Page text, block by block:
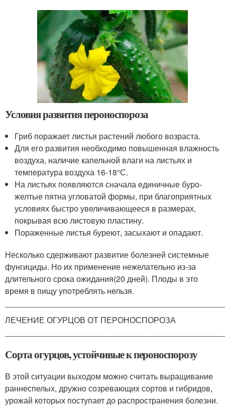
Условия развития пероноспороза
Гриб поражает листья растений любого возраста.
Для его развития необходимо повышенная влажность
воздуха, наличие капельной влаги на листьях и
температура воздуха 16-18°С.
На листьях появляются сначала единичные буро-
желтые пятна угловатой формы, при благоприятных
условиях быстро увеличивающееся в размерах,
покрывая всю листовую пластину.
Пораженные листья буреют, засыхают и опадают.
Несколько сдерживают развитие болезней системные
фунгициды. Но их применение нежелательно из-за
длительного срока ожидания(20 дней). Плоды в это
время в пищу употреблять нельзя.
ЛЕЧЕНИЕ ОГУРЦОВ ОТ ПЕРОНОСПОРОЗА
Сорта огурцов, устойчивые к пероноспорозу
В этой ситуации выходом можно считать выращивание
раннеспелых, дружно созревающих сортов и гибридов,
урожай которых поступает до распространения болезни.